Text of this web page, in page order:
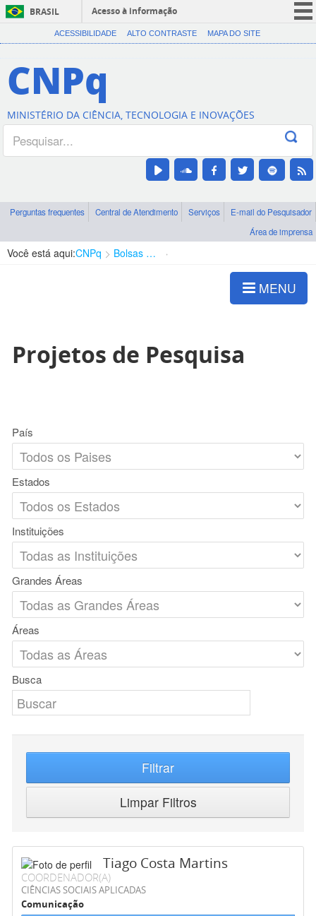
BRASIL
Acesso à informação
CORONAVÍRUS (COVID-19)
Canais
ACESSIBILIDADE ALTO CONTRASTE MAPA DO SITE
CNPq
MINISTÉRIO DA CIÊNCIA, TECNOLOGIA E INOVAÇÕES
Perguntas frequentes Central de Atendimento Serviços
E-mail do Pesquisador
Área de imprensa
Você está aqui:CNPq Bolsas e Auxílios Vigentes
MENU
Projetos de Pesquisa
País
Estados
Instituições
Grandes Áreas
Áreas
Busca
Filtrar
Limpar Filtros
Tiago Costa Martins
COORDENADOR(A)
CIÊNCIAS SOCIAIS APLICADAS
Comunicação